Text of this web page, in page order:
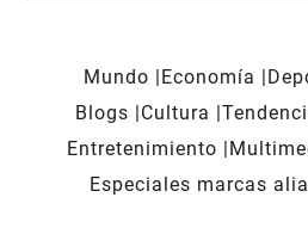
Mundo Economía
Blogs
Cultura
Entretenimiento
Especiales marcas